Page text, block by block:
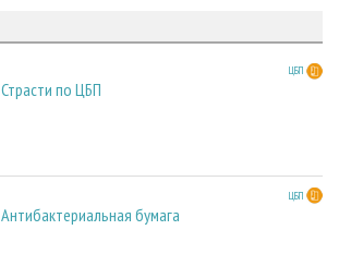
ЦБП
Страсти по ЦБП
ЦБП
Антибактериальная бумага